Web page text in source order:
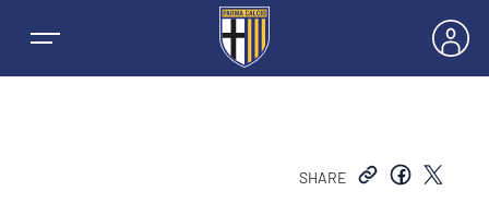
SHARE